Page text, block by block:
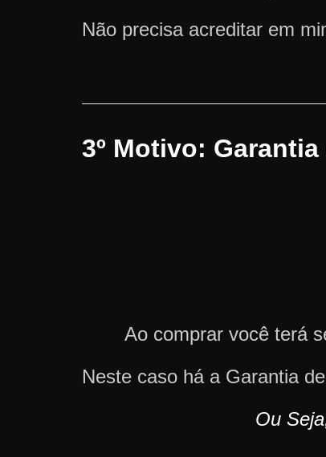
Não precisa acreditar em
3º Motivo:
Ao comprar você terá
Neste caso há a Garantia
Ou